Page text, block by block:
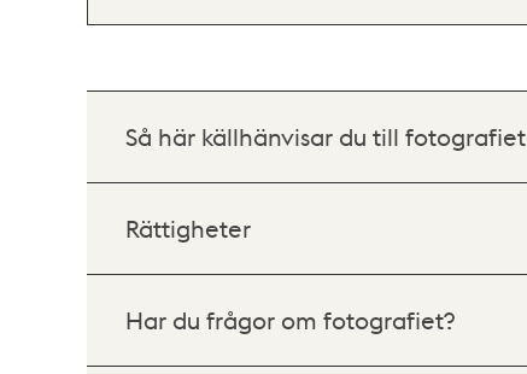
Så här källhänvisar du till fotografiet
Rättigheter
Har du frågor om fotografiet?